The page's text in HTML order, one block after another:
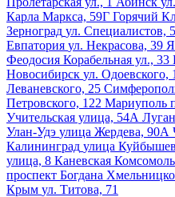
Карла Маркса, 59Г Горячий
Зерноград ул. Специалистов,
Евпатория ул. Некрасова, 39
Феодосия Корабельная ул., 33
Новосибирск ул. Одоевского,
Леваневского, 25
Петровского, 122 Мариуполь
Учительская улица, 54А
Улан-Удэ улица Жердева, 90А
Калининград улица
улица, 8 Каневская
проспект Богдана
Крым ул. Титова, 71